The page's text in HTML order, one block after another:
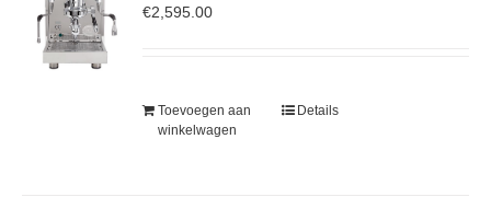
€2,595.00
Toevoegen aan
winkelwagen
Details